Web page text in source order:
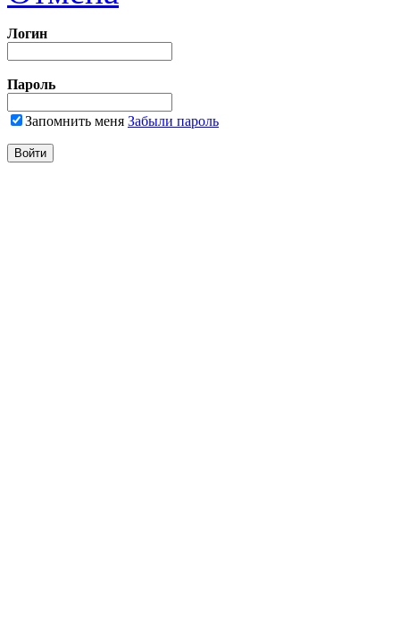
Логин
Пароль
Запомнить меня Забыли пароль